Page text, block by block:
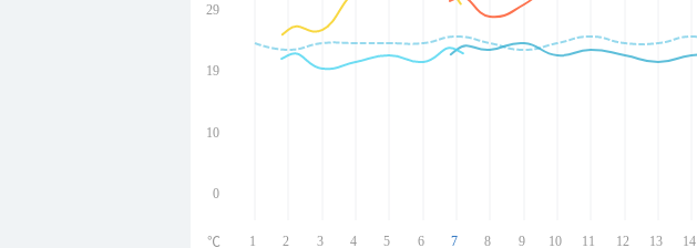
29
19
10
0
1 2 3 4 5 6 7 8 9 10 11 12 13 14
℃